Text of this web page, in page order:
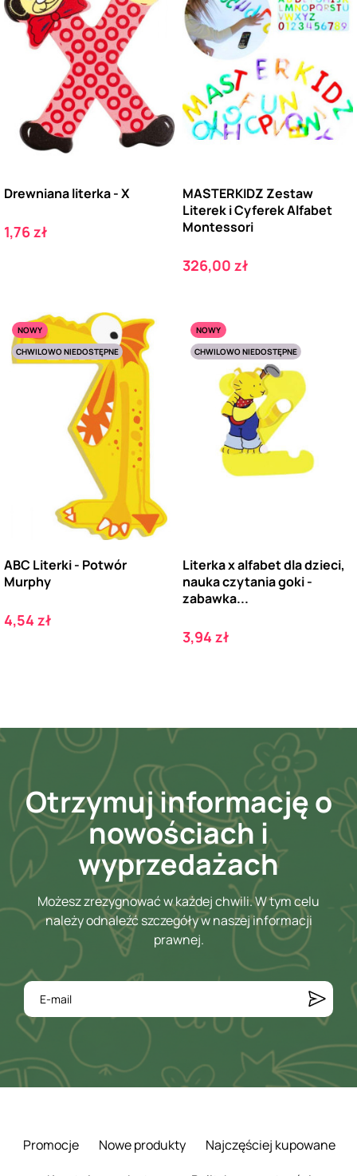
Drewniana literka - X
Cena
1,76 zł
MASTERKIDZ Zestaw
Literek i Cyferek Alfabet
Montessori
Cena
326,00 zł
NOWY
CHWILOWO NIEDOSTĘPNE
ABC Literki - Potwór
Murphy
Cena
4,54 zł
NOWY
CHWILOWO NIEDOSTĘPNE
Literka x alfabet dla dzieci,
nauka czytania goki -
zabawka...
Cena
3,94 zł
Otrzymuj informację o
nowościach i
wyprzedażach
Możesz zrezygnować w każdej chwili. W tym celu
należy odnaleźć szczegóły w naszej informacji
prawnej.
Promocje Nowe produkty
Najczęściej kupowane